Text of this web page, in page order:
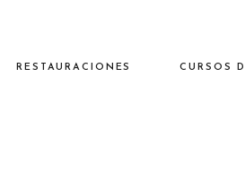
RESTAURACIONES CURSOS